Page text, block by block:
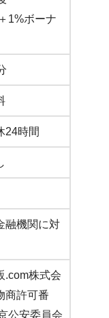
1%ボーナ
24時間
融機関に対
.com株式会
商許可番
公安委員会